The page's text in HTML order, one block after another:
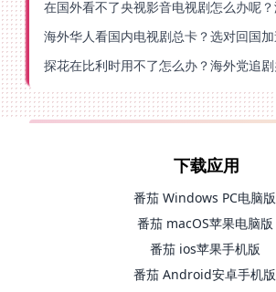
下载应用
番茄 Windows PC电脑版
番茄 macOS苹果电脑版
番茄 ios苹果手机版
番茄 Android安卓手机版